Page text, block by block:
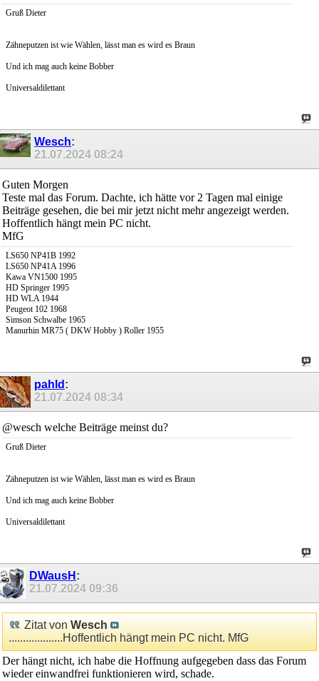
Gruß Dieter
Zähneputzen ist wie Wählen, lässt man es wird es Braun
Und ich mag auch keine Bobber
Universaldilettant
Wesch:
21.07.2024 08:24
Guten Morgen
Teste mal das Forum. Dachte, ich hätte vor 2 Tagen mal einige
Beiträge gesehen, die bei mir jetzt nicht mehr angezeigt werden.
Hoffentlich hängt mein PC nicht.
MfG
LS650 NP41B 1992
LS650 NP41A 1996
Kawa VN1500 1995
HD Springer 1995
HD WLA 1944
Peugeot 102 1968
Simson Schwalbe 1965
Manurhin MR75 ( DKW Hobby ) Roller 1955
pahld :
21.07.2024 08:34
@wesch welche Beiträge meinst du?
Gruß Dieter
Zähneputzen ist wie Wählen, lässt man es wird es Braun
Und ich mag auch keine Bobber
Universaldilettant
DWausH :
21.07.2024 09:36
Zitat von Wesch
...................Hoffentlich hängt mein PC nicht. MfG
Der hängt nicht, ich habe die Hoffnung aufgegeben dass das Forum
wieder einwandfrei funktionieren wird, schade.